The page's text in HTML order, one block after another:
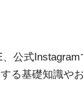
公式
る基礎知識や